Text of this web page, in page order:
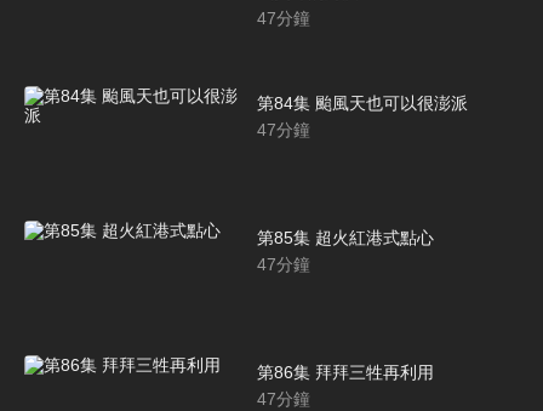
47分鐘
第84集 颱風天也可以很澎派
47分鐘
第85集 超火紅港式點心
47分鐘
第86集 拜拜三牲再利用
47分鐘